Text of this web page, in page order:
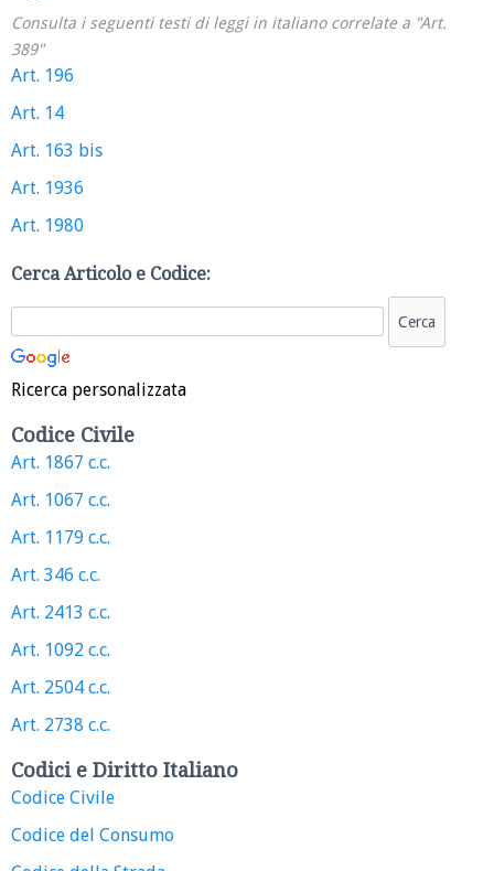
Consulta i seguenti testi di leggi in italiano correlate a "Art.
389"
Art. 196
Art. 14
Art. 163 bis
Art. 1936
Art. 1980
Cerca Articolo e Codice:
Ricerca personalizzata
Codice Civile
Art. 1867 c.c.
Art. 1067 c.c.
Art. 1179 c.c.
Art. 346 c.c.
Art. 2413 c.c.
Art. 1092 c.c.
Art. 2504 c.c.
Art. 2738 c.c.
Codici e Diritto Italiano
Codice Civile
Codice del Consumo